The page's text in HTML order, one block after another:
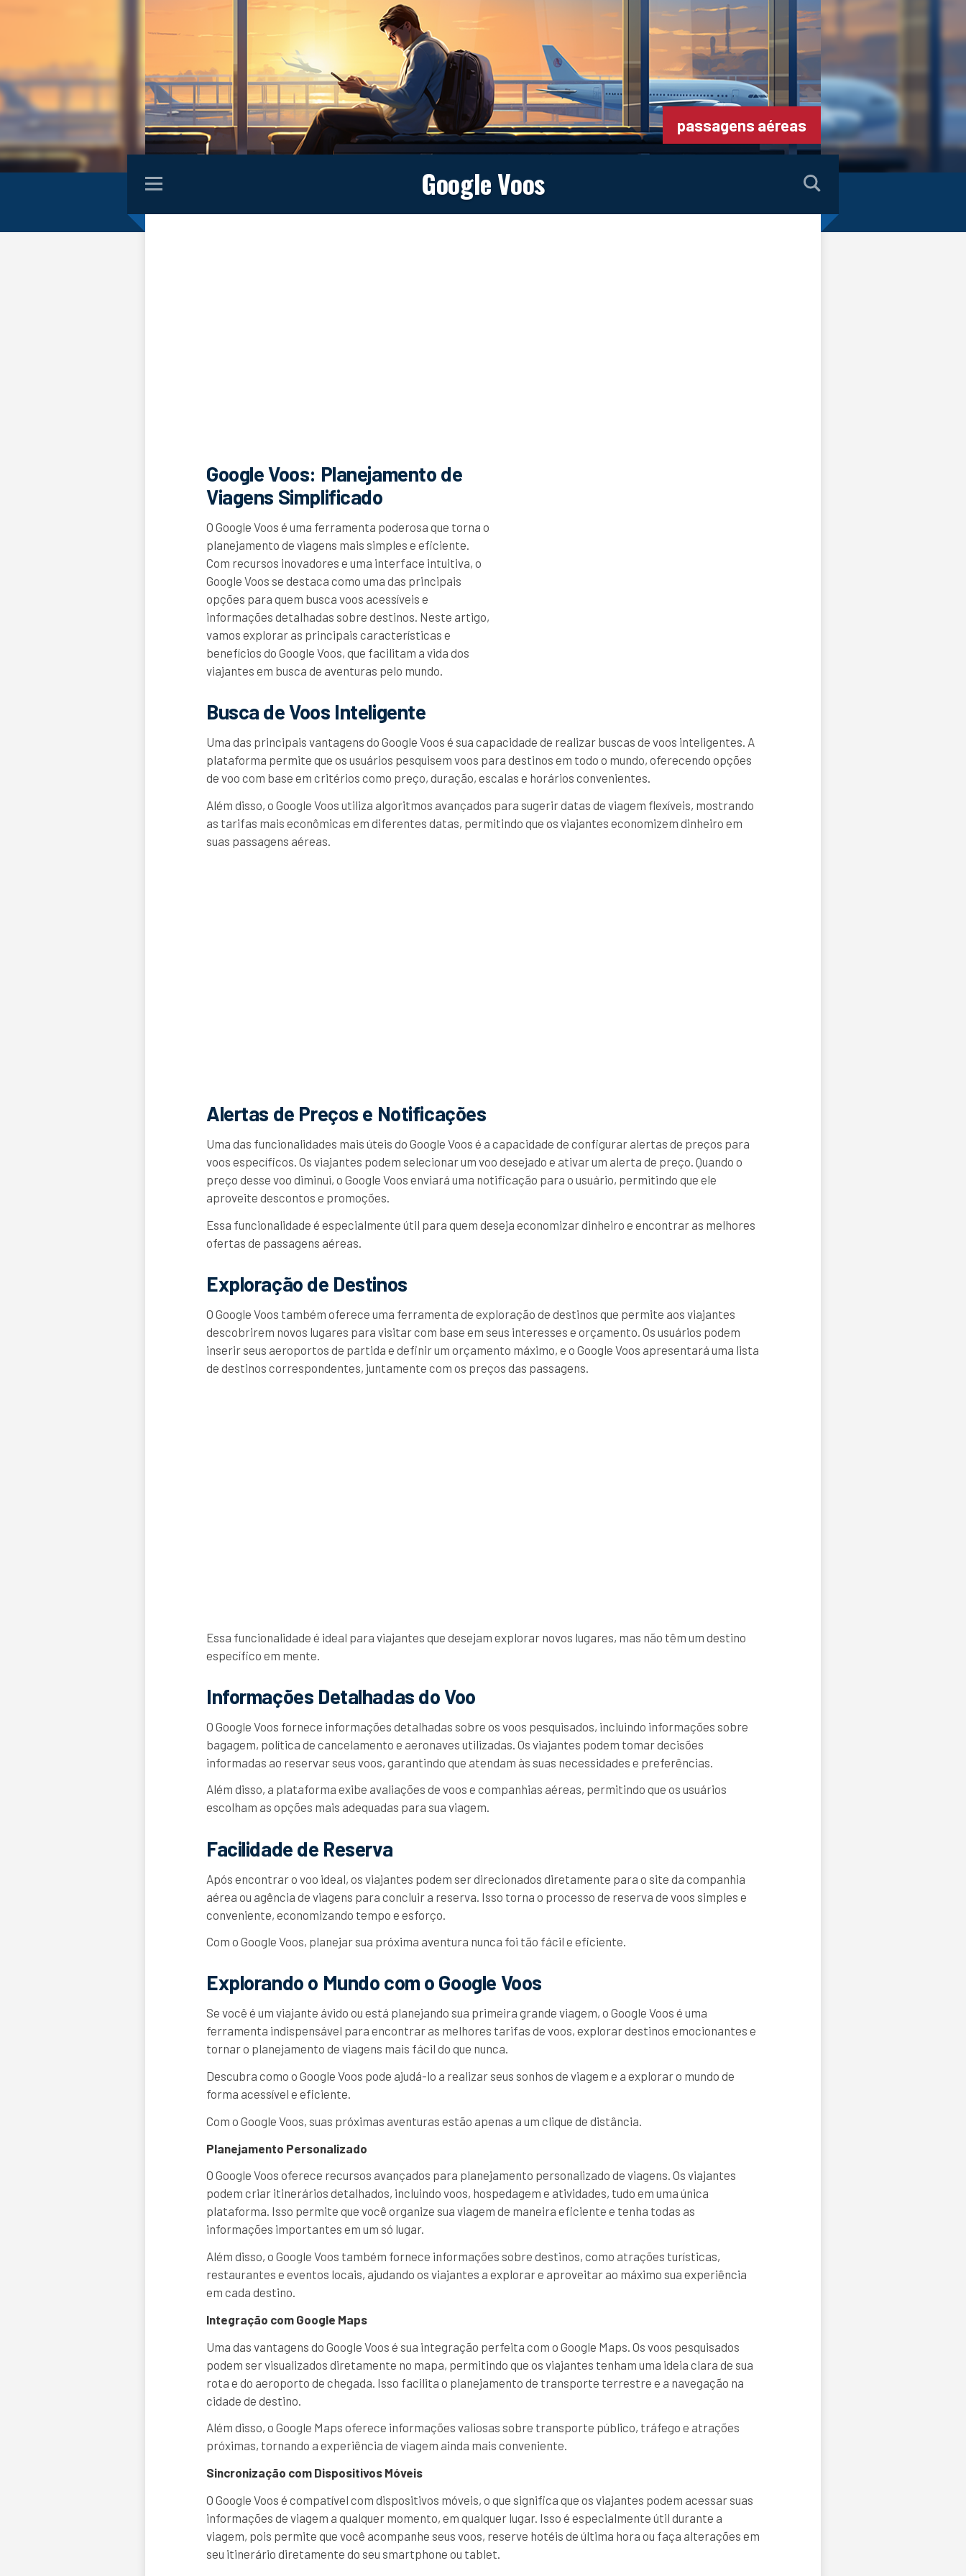
passagens aéreas
Google Voos
Google Voos: Planejamento de
Viagens Simplificado
O Google Voos é uma ferramenta poderosa que torna o
planejamento de viagens mais simples e eficiente.
Com recursos inovadores e uma interface intuitiva, o
Google Voos se destaca como uma das principais
opções para quem busca voos acessíveis e
informações detalhadas sobre destinos. Neste artigo,
vamos explorar as principais características e
benefícios do Google Voos, que facilitam a vida dos
viajantes em busca de aventuras pelo mundo.
Busca de Voos Inteligente
Uma das principais vantagens do Google Voos é sua capacidade de realizar buscas de voos inteligentes. A
plataforma permite que os usuários pesquisem voos para destinos em todo o mundo, oferecendo opções
de voo com base em critérios como preço, duração, escalas e horários convenientes.
Além disso, o Google Voos utiliza algoritmos avançados para sugerir datas de viagem flexíveis, mostrando
as tarifas mais econômicas em diferentes datas, permitindo que os viajantes economizem dinheiro em
suas passagens aéreas.
Alertas de Preços e Notificações
Uma das funcionalidades mais úteis do Google Voos é a capacidade de configurar alertas de preços para
voos específicos. Os viajantes podem selecionar um voo desejado e ativar um alerta de preço. Quando o
preço desse voo diminui, o Google Voos enviará uma notificação para o usuário, permitindo que ele
aproveite descontos e promoções.
Essa funcionalidade é especialmente útil para quem deseja economizar dinheiro e encontrar as melhores
ofertas de passagens aéreas.
Exploração de Destinos
O Google Voos também oferece uma ferramenta de exploração de destinos que permite aos viajantes
descobrirem novos lugares para visitar com base em seus interesses e orçamento. Os usuários podem
inserir seus aeroportos de partida e definir um orçamento máximo, e o Google Voos apresentará uma lista
de destinos correspondentes, juntamente com os preços das passagens.
Essa funcionalidade é ideal para viajantes que desejam explorar novos lugares, mas não têm um destino
específico em mente.
Informações Detalhadas do Voo
O Google Voos fornece informações detalhadas sobre os voos pesquisados, incluindo informações sobre
bagagem, política de cancelamento e aeronaves utilizadas. Os viajantes podem tomar decisões
informadas ao reservar seus voos, garantindo que atendam às suas necessidades e preferências.
Além disso, a plataforma exibe avaliações de voos e companhias aéreas, permitindo que os usuários
escolham as opções mais adequadas para sua viagem.
Facilidade de Reserva
Após encontrar o voo ideal, os viajantes podem ser direcionados diretamente para o site da companhia
aérea ou agência de viagens para concluir a reserva. Isso torna o processo de reserva de voos simples e
conveniente, economizando tempo e esforço.
Com o Google Voos, planejar sua próxima aventura nunca foi tão fácil e eficiente.
Explorando o Mundo com o Google Voos
Se você é um viajante ávido ou está planejando sua primeira grande viagem, o Google Voos é uma
ferramenta indispensável para encontrar as melhores tarifas de voos, explorar destinos emocionantes e
tornar o planejamento de viagens mais fácil do que nunca.
Descubra como o Google Voos pode ajudá-lo a realizar seus sonhos de viagem e a explorar o mundo de
forma acessível e eficiente.
Com o Google Voos, suas próximas aventuras estão apenas a um clique de distância.
Planejamento Personalizado
O Google Voos oferece recursos avançados para planejamento personalizado de viagens. Os viajantes
podem criar itinerários detalhados, incluindo voos, hospedagem e atividades, tudo em uma única
plataforma. Isso permite que você organize sua viagem de maneira eficiente e tenha todas as
informações importantes em um só lugar.
Além disso, o Google Voos também fornece informações sobre destinos, como atrações turísticas,
restaurantes e eventos locais, ajudando os viajantes a explorar e aproveitar ao máximo sua experiência
em cada destino.
Integração com Google Maps
Uma das vantagens do Google Voos é sua integração perfeita com o Google Maps. Os voos pesquisados
podem ser visualizados diretamente no mapa, permitindo que os viajantes tenham uma ideia clara de sua
rota e do aeroporto de chegada. Isso facilita o planejamento de transporte terrestre e a navegação na
cidade de destino.
Além disso, o Google Maps oferece informações valiosas sobre transporte público, tráfego e atrações
próximas, tornando a experiência de viagem ainda mais conveniente.
Sincronização com Dispositivos Móveis
O Google Voos é compatível com dispositivos móveis, o que significa que os viajantes podem acessar suas
informações de viagem a qualquer momento, em qualquer lugar. Isso é especialmente útil durante a
viagem, pois permite que você acompanhe seus voos, reserve hotéis de última hora ou faça alterações em
seu itinerário diretamente do seu smartphone ou tablet.